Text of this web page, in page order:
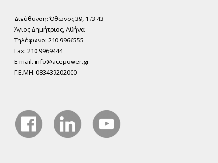
Διεύθυνση: Όθωνος 39, 173 43
Άγιος ∆ηµήτριος, Αθήνα
Τηλέφωνο: 210 9966555
Fax: 210 9969444
E-mail: info@acepower.gr
Γ.Ε.ΜΗ. 083439202000